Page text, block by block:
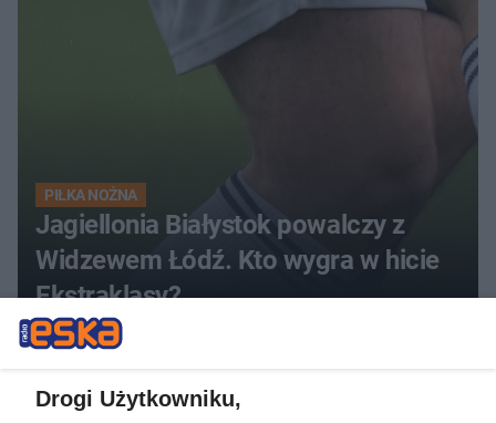
PIŁKA NOŻNA
Jagiellonia Białystok powalczy z
Widzewem Łódź. Kto wygra w hicie
Ekstraklasy?
ZOBACZ WIĘCEJ
Drogi Użytkowniku,